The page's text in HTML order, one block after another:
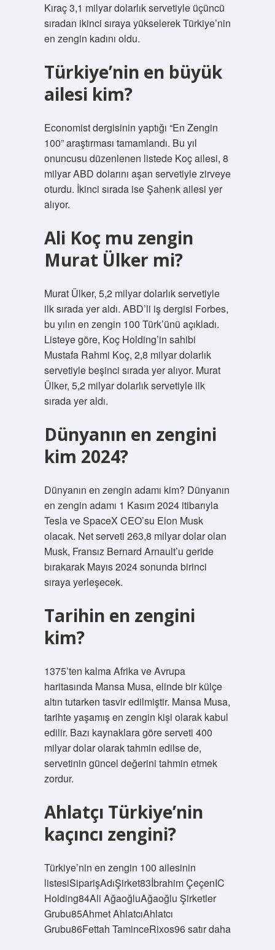
Kıraç 3,1 milyar dolarlık servetiyle üçüncü
sıradan ikinci sıraya yükselerek Türkiye’nin
en zengin kadını oldu.
Türkiye’nin en büyük
ailesi kim?
Economist dergisinin yaptığı “En Zengin
100” araştırması tamamlandı. Bu yıl
onuncusu düzenlenen listede Koç ailesi, 8
milyar ABD dolarını aşan servetiyle zirveye
oturdu. İkinci sırada ise Şahenk ailesi yer
alıyor.
Ali Koç mu zengin
Murat Ülker mi?
Murat Ülker, 5,2 milyar dolarlık servetiyle
ilk sırada yer aldı. ABD’li iş dergisi Forbes,
bu yılın en zengin 100 Türk’ünü açıkladı.
Listeye göre, Koç Holding’in sahibi
Mustafa Rahmi Koç, 2,8 milyar dolarlık
servetiyle beşinci sırada yer alıyor. Murat
Ülker, 5,2 milyar dolarlık servetiyle ilk
sırada yer aldı.
Dünyanın en zengini
kim 2024?
Dünyanın en zengin adamı kim? Dünyanın
en zengin adamı 1 Kasım 2024 itibarıyla
Tesla ve SpaceX CEO’su Elon Musk
olacak. Net serveti 263,8 milyar dolar olan
Musk, Fransız Bernard Arnault’u geride
bırakarak Mayıs 2024 sonunda birinci
sıraya yerleşecek.
Tarihin en zengini
kim?
1375’ten kalma Afrika ve Avrupa
haritasında Mansa Musa, elinde bir külçe
altın tutarken tasvir edilmiştir. Mansa Musa,
tarihte yaşamış en zengin kişi olarak kabul
edilir. Bazı kaynaklara göre serveti 400
milyar dolar olarak tahmin edilse de,
servetinin güncel değerini tahmin etmek
zordur.
Ahlatçı Türkiye’nin
kaçıncı zengini?
Türkiye’nin en zengin 100 ailesinin
listesiSiparişAdıŞirket83İbrahim ÇeçenIC
Holding84Ali AğaoğluAğaoğlu Şirketler
Grubu85Ahmet AhlatcıAhlatcı
Grubu86Fettah TaminceRixos96 satır daha